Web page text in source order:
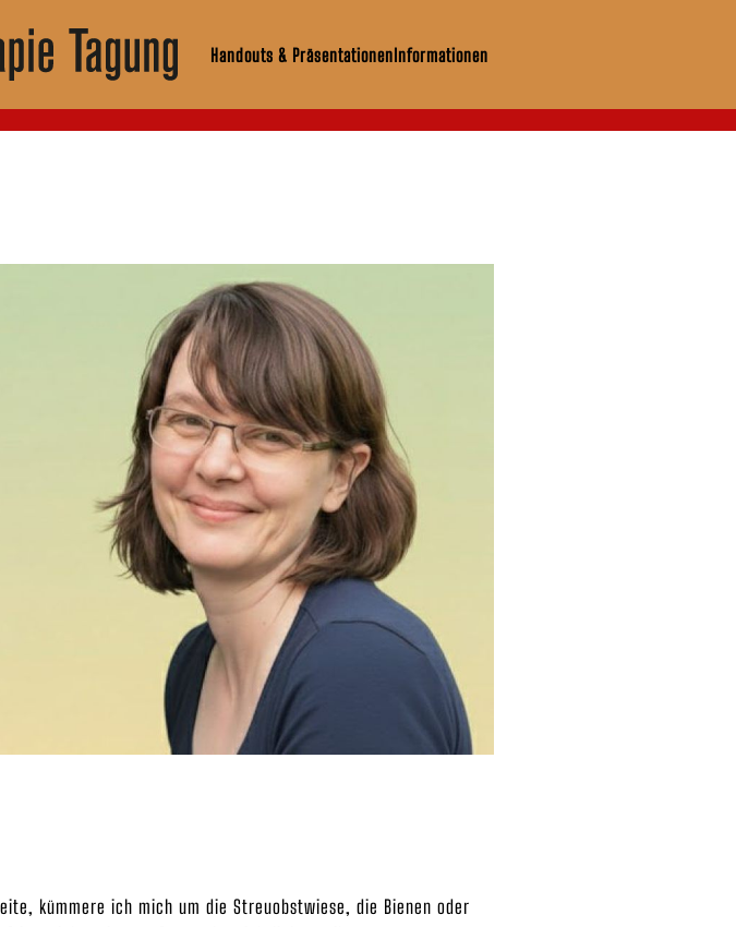
Handouts & PräsentationenInformationen
kümmere ich mich um die Streuobstwiese, die Bienen oder